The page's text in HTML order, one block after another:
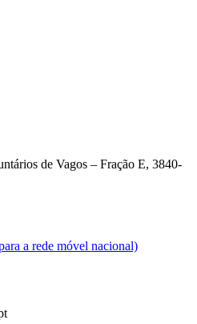
de Vagos – Fração E, 3840-
a rede móvel nacional)